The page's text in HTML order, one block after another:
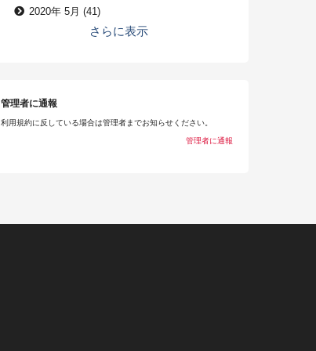
2020年 5月 (41)
さらに表示
管理者に通報
利用規約に反している場合は管理者までお知らせください。
管理者に通報